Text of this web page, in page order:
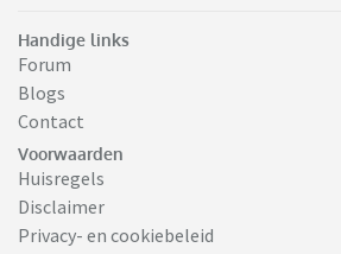
Handige links
Forum
Blogs
Contact
Voorwaarden
Huisregels
Disclaimer
Privacy- en cookiebeleid